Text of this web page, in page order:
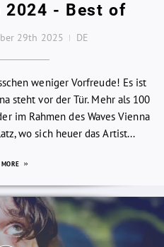
2024 - Best of
29th 2025 DE
weniger Vorfreude! Es ist
steht vor der Tür. Mehr als 100
im Rahmen des Waves Vienna
wo sich heuer das Artist...